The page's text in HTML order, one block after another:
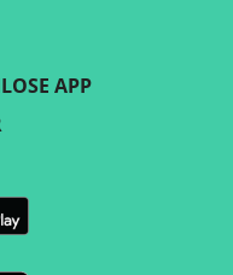
APP